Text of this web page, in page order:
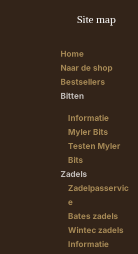
Site map
Home
Naar de shop
Bestsellers
Bitten
Informatie
Myler Bits
Testen Myler
Bits
Zadels
Zadelpasservic
e
Bates zadels
Wintec zadels
Informatie